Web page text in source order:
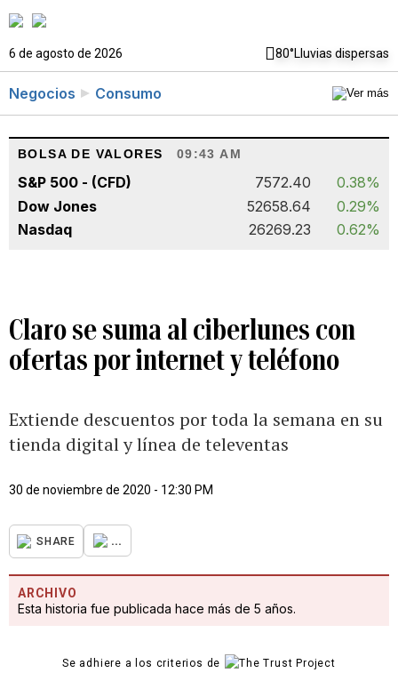
6 de agosto de 2026 80°Lluvias dispersas
Negocios Consumo
BOLSA DE VALORES 09:43 AM
S&P 500 - (CFD) 7572.40
0.38%
Dow Jones
52658.64
0.29%
Nasdaq
26269.23 0.62%
Claro se suma al ciberlunes con
ofertas por internet y teléfono
Extiende descuentos por toda la semana en su
tienda digital y línea de televentas
30 de noviembre de 2020 - 12:30 PM
SHARE ...
ARCHIVO
Esta historia fue publicada hace más de 5 años.
Se adhiere a los criterios de